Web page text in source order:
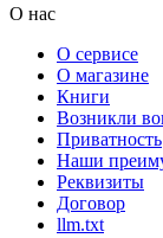
О нас
О сервисе
О магазине
Книги
Возникли
Приватность
Наши
Реквизиты
Договор
llm.txt